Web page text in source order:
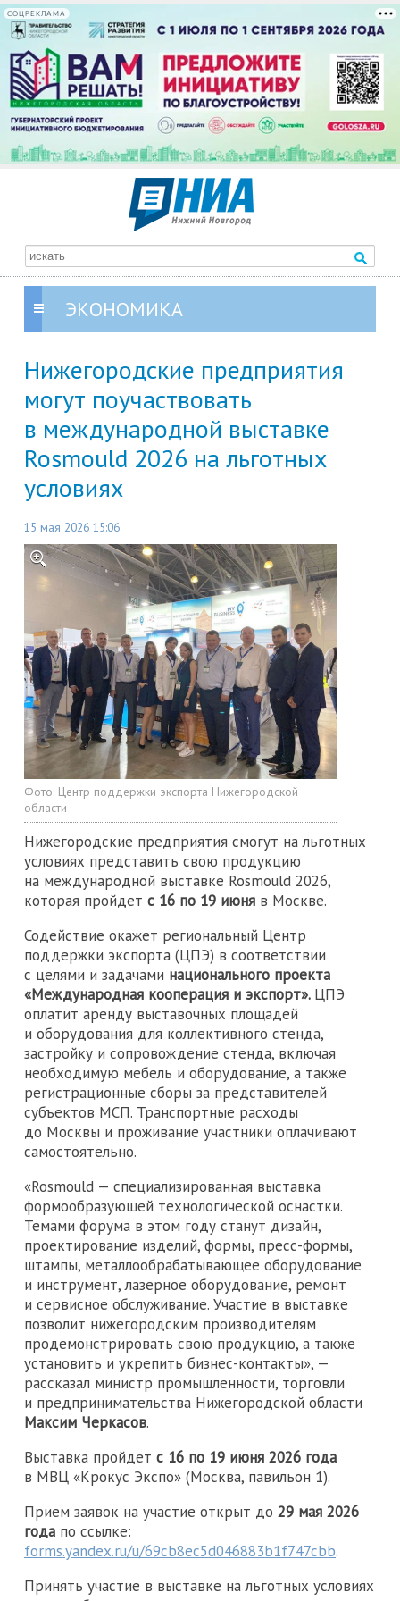
СОЦРЕКЛАМА
ЭКОНОМИКА
Нижегородские предприятия
могут поучаствовать
в международной выставке
Rosmould 2026 на льготных
условиях
15 мая 2026 15:06
Фото: Центр поддержки экспорта Нижегородской
области
Нижегородские предприятия смогут на льготных
условиях представить свою продукцию
на международной выставке Rosmould 2026,
которая пройдет с 16 по 19 июня в Москве.
Содействие окажет региональный Центр
поддержки экспорта (ЦПЭ) в соответствии
с целями и задачами национального проекта
«Международная кооперация и экспорт». ЦПЭ
оплатит аренду выставочных площадей
и оборудования для коллективного стенда,
застройку и сопровождение стенда, включая
необходимую мебель и оборудование, а также
регистрационные сборы за представителей
субъектов МСП. Транспортные расходы
до Москвы и проживание участники оплачивают
самостоятельно.
«Rosmould — специализированная выставка
формообразующей технологической оснастки.
Темами форума в этом году станут дизайн,
проектирование изделий, формы, пресс-формы,
штампы, металлообрабатывающее оборудование
и инструмент, лазерное оборудование, ремонт
и сервисное обслуживание. Участие в выставке
позволит нижегородским производителям
продемонстрировать свою продукцию, а также
установить и укрепить бизнес-контакты», —
рассказал министр промышленности, торговли
и предпринимательства Нижегородской области
Максим Черкасов.
Выставка пройдет с 16 по 19 июня 2026 года
в МВЦ «Крокус Экспо» (Москва, павильон 1).
Прием заявок на участие открыт до 29 мая 2026
года по ссылке:
forms.yandex.ru/u/69cb8ec5d046883b1f747cbb.
Принять участие в выставке на льготных условиях